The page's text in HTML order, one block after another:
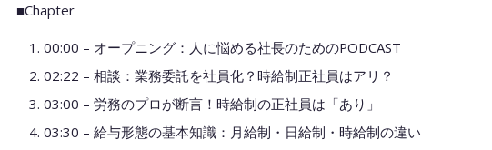
■Chapter
00:00 – オープニング：人に悩める社長のためのPODCAST
02:22 – 相談：業務委託を社員化？時給制正社員はアリ？
03:00 – 労務のプロが断言！時給制の正社員は「あり」
03:30 – 給与形態の基本知識：月給制・日給制・時給制の違い